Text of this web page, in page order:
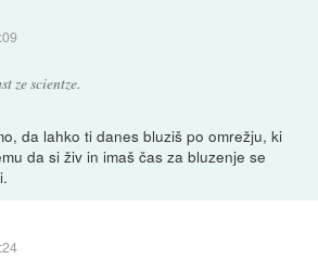
ze scientze.
da lahko ti danes bluziš po omrežju, ki
da si živ in imaš čas za bluzenje se